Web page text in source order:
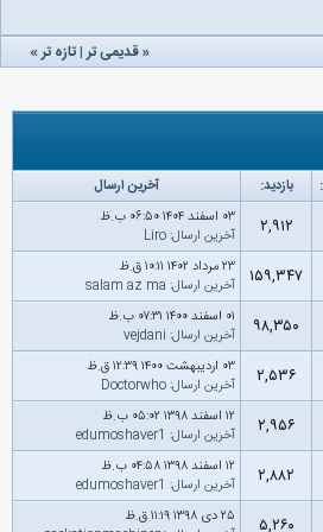
«قدیمی تر|تازه‌ تر»
بازدید: آخرین ارسال
۲,۹۱۲
۰۳ اسفند ۱۴۰۴ ۰۶:۵۰ ب.ظ
آخرین ارسال:
Liro
۱۵۹,۳۴۷
۲۳ مرداد ۱۴۰۲ ۱۰:۱۱ ق.ظ
آخرین ارسال:
salam az ma
۹۸,۳۵۰
۰۱ اسفند ۱۴۰۰ ۰۷:۳۱ ب.ظ
آخرین ارسال:
vejdani
۲,۵۳۶
۰۳ اردیبهشت ۱۴۰۰ ۱۲:۳۹ ق.ظ
آخرین ارسال:
Doctorwho
۲,۹۵۶
۱۲ اسفند ۱۳۹۸ ۰۵:۰۲ ب.ظ
آخرین ارسال:
edumoshaver1
۲,۸۸۲
۱۲ اسفند ۱۳۹۸ ۰۴:۵۸ ب.ظ
آخرین ارسال:
edumoshaver1
۵,۲۶۰
۲۵ دى ۱۳۹۸ ۱۱:۱۹ ق.ظ